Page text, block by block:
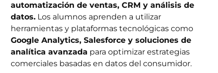
automatización de ventas, CRM y análisis de
datos. Los alumnos aprenden a utilizar
herramientas y plataformas tecnológicas como
Google Analytics, Salesforce y soluciones de
analítica avanzada para optimizar estrategias
comerciales basadas en datos del consumidor.